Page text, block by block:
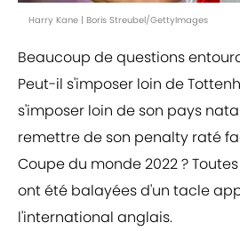
Harry Kane | Boris Streubel/GettyImages
Beaucoup de questions
Peut-il s'imposer loin de
s'imposer loin de son pays
remettre de son penalty raté
Coupe du monde 2022 ?
ont été balayées d'un tacle
l'international anglais.